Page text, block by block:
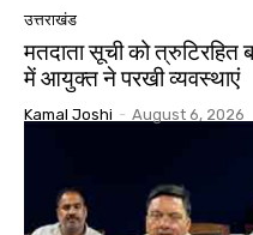
उत्तराखंड
मतदाता सूची को त्रुटिरहित
में आयुक्त ने परखी व्यवस्थाएं
Kamal Joshi - August 6, 2026